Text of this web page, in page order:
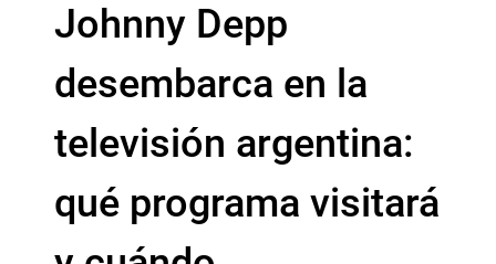
Johnny Depp
desembarca en la
televisión argentina:
qué programa visitará